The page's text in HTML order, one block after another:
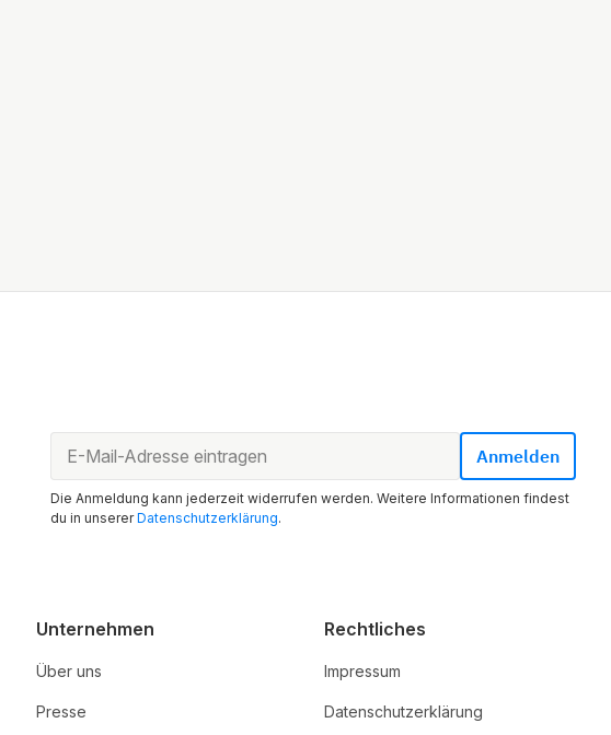
Die Anmeldung kann jederzeit widerrufen werden. Weitere Informationen findest
du in unsererDatenschutzerklärung.
Unternehmen
Über uns
Presse
Rechtliches
Impressum
Datenschutzerklärung